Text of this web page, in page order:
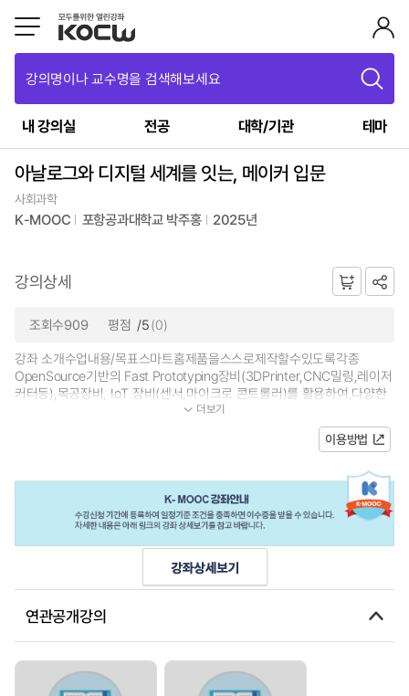
강의명이나 교수명을 검색해보세요
내 강의실 전공 대학/기관 테마
아날로그와 디지털 세계를 잇는, 메이커 입문
사회과학
K-MOOC 포항공과대학교 박주홍 2025년
강의상세
조회수909 평점 /5(0)
강좌 소개수업내용/목표스마트홈제품을스스로제작할수있도록각종
OpenSource기반의 Fast Prototyping장비(3DPrinter,CNC밀링,레이저
커터등),목공장비, IoT 장비(센서,마이크로 콘트롤러)를 활용하여,다양한
시제품을제작할수있다.강좌 운영 계획주차주...
더보기
이용방법
연관공개강의